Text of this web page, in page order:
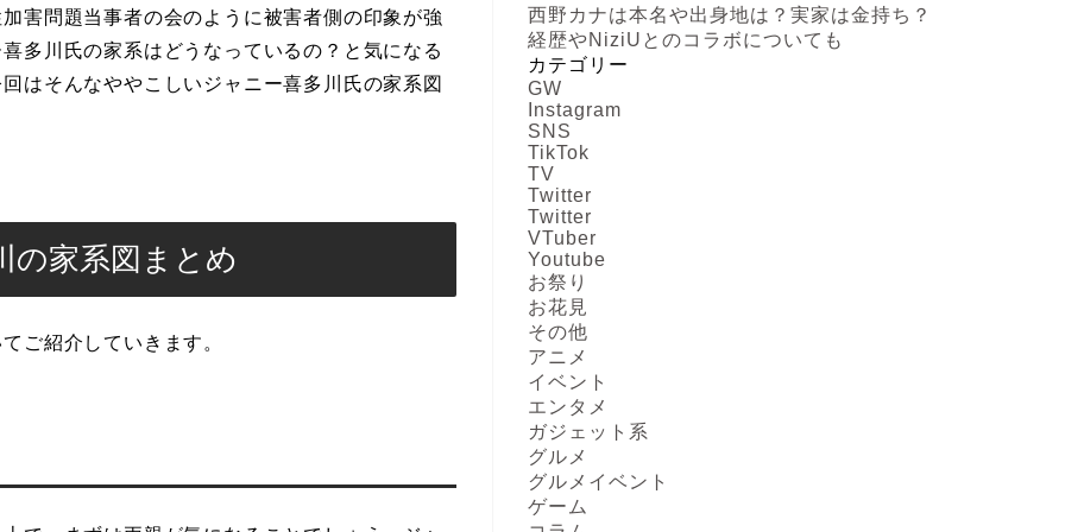
害問題当事者の会のように被害者側の印象が強
多川氏の家系はどうなっているの？と気になる
はそんなややこしいジャニー喜多川氏の家系図
の家系図まとめ
ご紹介していきます。
西野カナは本名や出身地は？実家は金持ち？
経歴やNiziUとのコラボについても
カテゴリー
GW
Instagram
SNS
TikTok
TV
Twitter
Twitter
VTuber
Youtube
お祭り
お花見
その他
アニメ
イベント
エンタメ
ガジェット系
グルメ
グルメイベント
ゲーム